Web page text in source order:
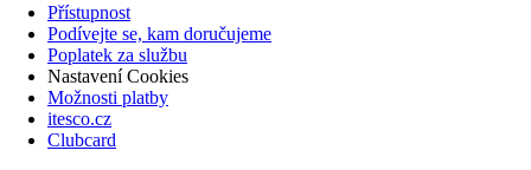
Přístupnost
Podívejte se, kam doručujeme
Poplatek za službu
Nastavení Cookies
Možnosti platby
itesco.cz
Clubcard